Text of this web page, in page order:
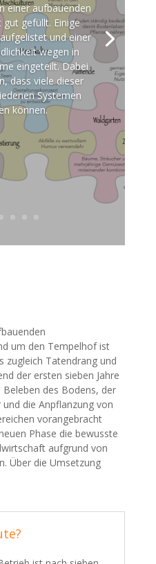
einer aufbauenden
gefüllt. Einige
und einer
wegen in
eingeteilt. Dabei
dass viele dieser
Systemen
können.
um den Tempelhof ist
zugleich Tatendrang und
der ersten sieben Jahre
des Bodens, der
die Anpflanzung von
vorangebracht
Phase die bewusste
aufgrund von
Über die Umsetzung